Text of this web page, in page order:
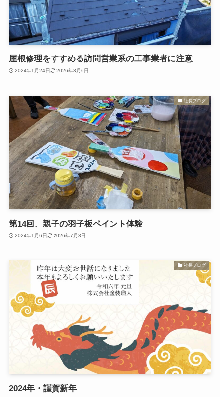
屋根修理をすすめる訪問営業系の工事業者に注意
2024年1月24日 2026年3月6日
社長ブログ
第14回、親子の羽子板ペイント体験
2024年1月6日 2026年7月3日
社長ブログ
2024年・謹賀新年